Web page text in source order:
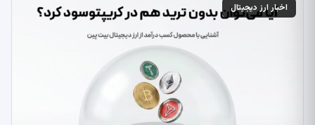
اخبار ارز دیجیتال